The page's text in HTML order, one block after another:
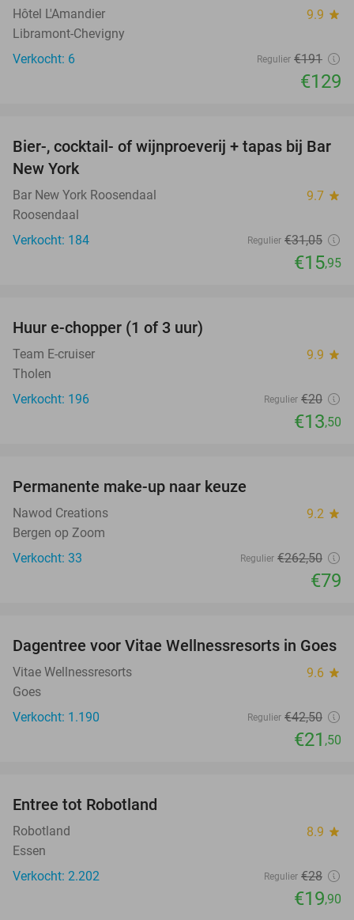
Hôtel L'Amandier 9.9 star
Libramont-Chevigny
Verkocht: 6
Regulier €191
€129
49%
Bier-, cocktail- of wijnproeverij + tapas bij Bar
New York
Bar New York Roosendaal 9.7 star
Roosendaal
Verkocht: 184
Regulier €31,05
€15,95
Huur e-chopper (1 of 3 uur)
Team E-cruiser 9.9 star
Tholen
Verkocht: 196
Regulier €20
€13,50
Permanente make-up naar keuze
Nawod Creations 9.2 star
Bergen op Zoom
Verkocht: 33
Regulier €262,50
€79
49%
Dagentree voor Vitae Wellnessresorts in Goes
Vitae Wellnessresorts 9.6 star
Goes
Verkocht: 1.190
Regulier €42,50
€21 ,50
Entree tot Robotland
Robotland 8.9 star
Essen
Verkocht: 2.202
Regulier €28
€19,90